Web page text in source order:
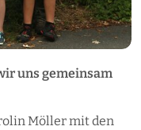
uns gemeinsam
Möller mit den